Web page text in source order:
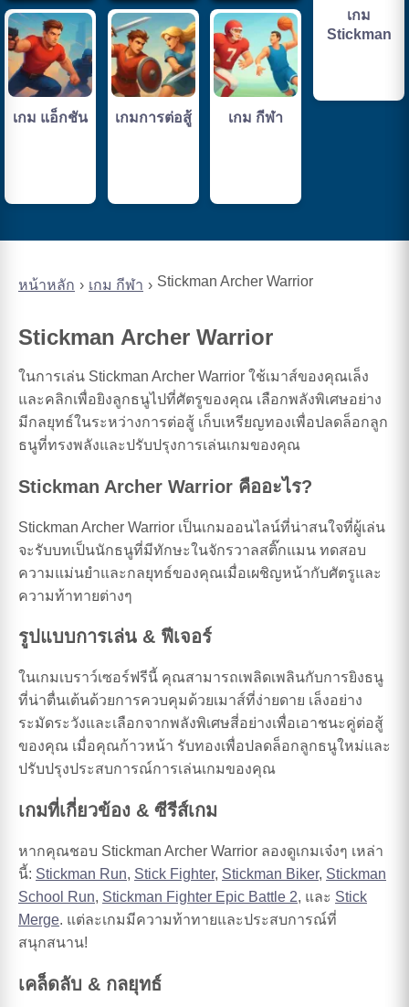
หน้าหลัก เกม กีฬา Stickman Archer Warrior
Stickman Archer Warrior
ในการเล่น Stickman Archer Warrior ใช้เมาส์ของคุณเล็ง
และคลิกเพื่อยิงลูกธนูไปที่ศัตรูของคุณ เลือกพลังพิเศษอย่าง
มีกลยุทธ์ในระหว่างการต่อสู้ เก็บเหรียญทองเพื่อปลดล็อกลูก
ธนูที่ทรงพลังและปรับปรุงการเล่นเกมของคุณ
Stickman Archer Warrior คืออะไร?
Stickman Archer Warrior เป็นเกมออนไลน์ที่น่าสนใจที่ผู้เล่น
จะรับบทเป็นนักธนูที่มีทักษะในจักรวาลสติ๊กแมน ทดสอบ
ความแม่นยำและกลยุทธ์ของคุณเมื่อเผชิญหน้ากับศัตรูและ
ความท้าทายต่างๆ
รูปแบบการเล่น & ฟีเจอร์
ในเกมเบราว์เซอร์ฟรีนี้ คุณสามารถเพลิดเพลินกับการยิงธนู
ที่น่าตื่นเต้นด้วยการควบคุมด้วยเมาส์ที่ง่ายดาย เล็งอย่าง
ระมัดระวังและเลือกจากพลังพิเศษสี่อย่างเพื่อเอาชนะคู่ต่อสู้
ของคุณ เมื่อคุณก้าวหน้า รับทองเพื่อปลดล็อกลูกธนูใหม่และ
ปรับปรุงประสบการณ์การเล่นเกมของคุณ
เกมที่เกี่ยวข้อง & ซีรีส์เกม
หากคุณชอบ Stickman Archer Warrior ลองดูเกมเจ๋งๆ เหล่า
นี้: Stickman Run, Stick Fighter, Stickman Biker, Stickman
School Run, Stickman Fighter Epic Battle 2, และ Stick
Merge. แต่ละเกมมีความท้าทายและประสบการณ์ที่
สนุกสนาน!
เคล็ดลับ & กลยุทธ์
เกม
Stickman
เกม แอ็กชัน เกมการต่อสู้ เกม กีฬา